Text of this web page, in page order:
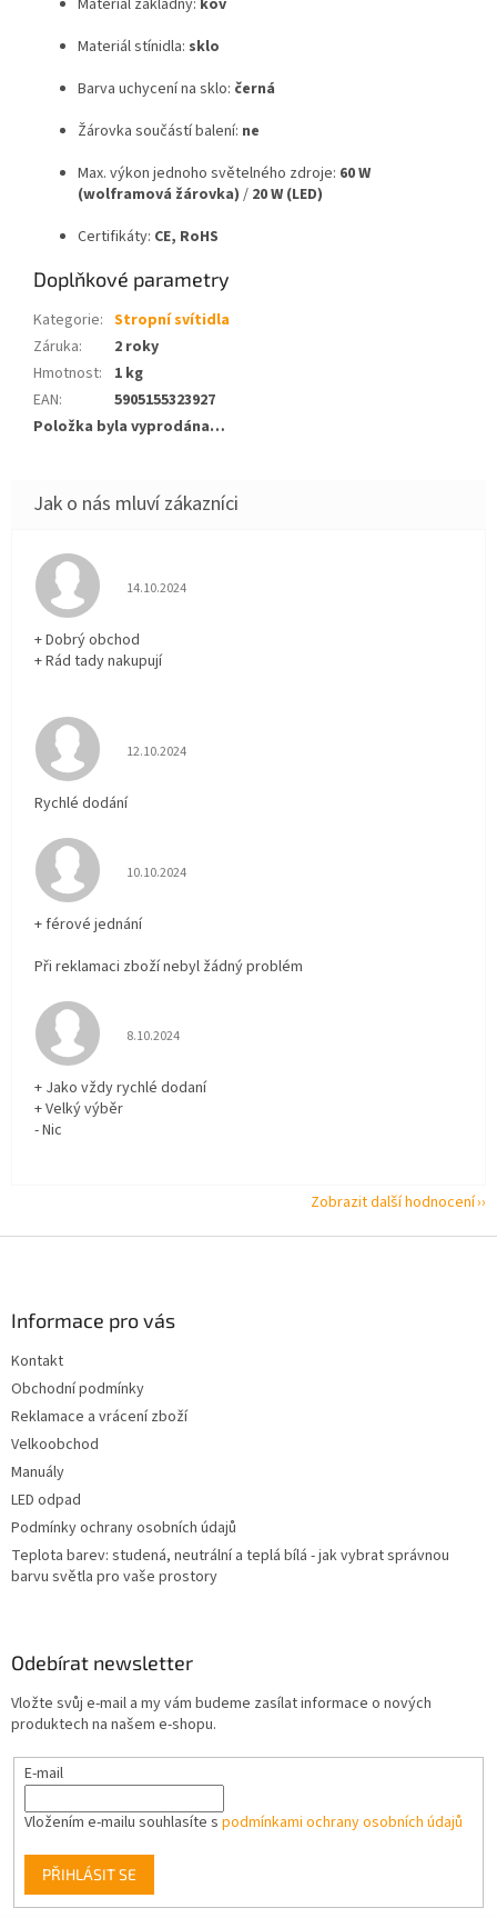
Materiál základny: kov
Materiál stínidla: sklo
Barva uchycení na sklo: černá
Žárovka součástí balení: ne
Max. výkon jednoho světelného zdroje: 60 W
(wolframová žárovka) / 20 W (LED)
Certifikáty: CE, RoHS
Doplňkové parametry
Kategorie: Stropní svítidla
Záruka:
2 roky
Hmotnost:
1 kg
EAN:
5905155323927
Položka byla vyprodána…
Hodnocení obchodu je 5 z 5 hvězdiček.
14.10.2024
+ Dobrý obchod
+ Rád tady nakupují
Hodnocení obchodu je 5 z 5 hvězdiček.
12.10.2024
Rychlé dodání
Hodnocení obchodu je 5 z 5 hvězdiček.
10.10.2024
+ férové jednání
Při reklamaci zboží nebyl žádný problém
Hodnocení obchodu je 5 z 5 hvězdiček.
8.10.2024
+ Jako vždy rychlé dodaní
+ Velký výběr
- Nic
Zobrazit další hodnocení
Informace pro vás
Kontakt
Obchodní podmínky
Reklamace a vrácení zboží
Velkoobchod
Manuály
LED odpad
Podmínky ochrany osobních údajů
Teplota barev: studená, neutrální a teplá bílá - jak vybrat správnou
barvu světla pro vaše prostory
Odebírat newsletter
Vložte svůj e-mail a my vám budeme zasílat informace o nových
produktech na našem e-shopu.
E-mail
Vložením e-mailu souhlasíte s podmínkami ochrany osobních údajů
PŘIHLÁSIT SE